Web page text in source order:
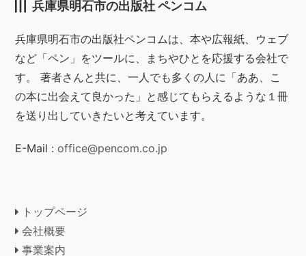
兵庫県明石市の出版社 ペンコム
兵庫県明石市の出版社ペンコムは、本や広報紙、ウェブ
など「ペン」をツールに、まちやひとを応援する会社で
す。 著者さんと共に、一人でも多くの人に「ああ、こ
の本に出会えて良かった」と感じてもらえるような１冊
を送り出していきたいと考えています。
E-Mail :office@pencom.co.jp
トップページ
会社概要
事業案内